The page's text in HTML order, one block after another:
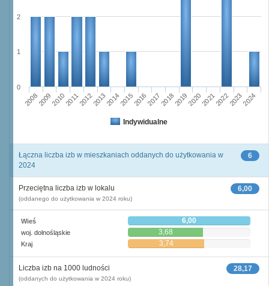
Indywidualne
20082009201020112012201320142015201620172018201920202021202220232024
0
1
2
6
Łączna liczba izb w mieszkaniach oddanych do użytkowania w
2024
6,00
Przeciętna liczba izb w lokalu
(oddanego do użytkowania w 2024 roku)
Wieś 6,00
woj. dolnośląskie 3,68
Kraj 3,74
28,17
Liczba izb na 1000 ludności
(oddanych do użytkowania w 2024 roku)